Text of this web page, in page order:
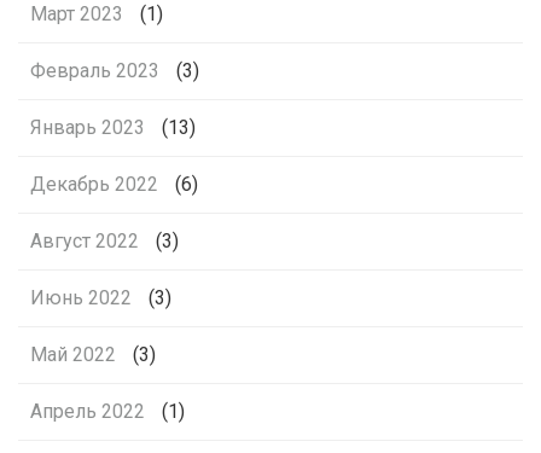
Март 2023 (1)
Февраль 2023 (3)
Январь 2023 (13)
Декабрь 2022 (6)
Август 2022 (3)
Июнь 2022 (3)
Май 2022 (3)
Апрель 2022 (1)